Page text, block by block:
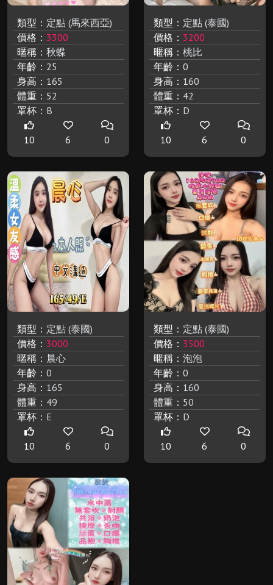
類型： 定點 (馬來西亞)
價格： 3300
暱稱： 秋蝶
年齡： 25
身高： 165
體重： 52
罩杯： B
10 6 0
類型： 定點 (泰國)
價格： 3200
暱稱： 桃比
年齡： 0
身高： 160
體重： 42
罩杯： D
10 6 0
類型： 定點 (泰國)
價格： 3000
暱稱： 晨心
年齡： 0
身高： 165
體重： 49
罩杯： E
10 6 0
類型： 定點 (泰國)
價格： 3500
暱稱： 泡泡
年齡： 0
身高： 160
體重： 50
罩杯： D
10 6 0